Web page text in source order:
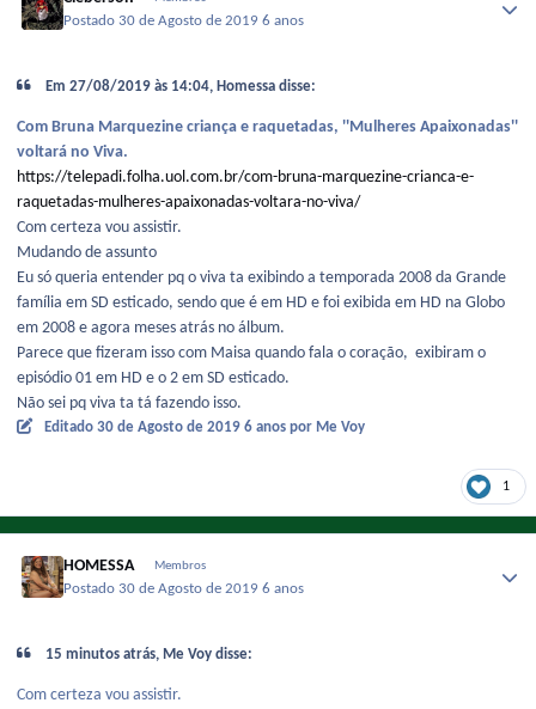
Postado 30 de Agosto de 20196 anos
Em 27/08/2019 às 14:04, Homessa disse:
Com Bruna Marquezine criança e raquetadas, ''Mulheres Apaixonadas''
voltará no Viva.
https://telepadi.folha.uol.com.br/com-bruna-marquezine-crianca-e-
raquetadas-mulheres-apaixonadas-voltara-no-viva/
Com certeza vou assistir.
Mudando de assunto
Eu só queria entender pq o viva ta exibindo a temporada 2008 da Grande
família em SD esticado, sendo que é em HD e foi exibida em HD na Globo
em 2008 e agora meses atrás no álbum.
Parece que fizeram isso com Maisa quando fala o coração, exibiram o
episódio 01 em HD e o 2 em SD esticado.
Não sei pq viva ta tá fazendo isso.
Editado 30 de Agosto de 2019 6 anos por Me Voy
1
HOMESSA Membros
Postado 30 de Agosto de 20196 anos
15 minutos atrás, Me Voy disse:
Com certeza vou assistir.